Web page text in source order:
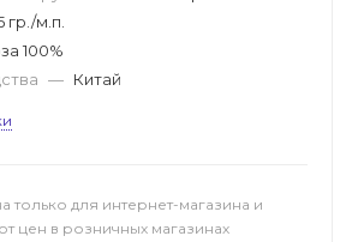
гр./м.п.
100%
— Китай
только для интернет-магазина и
цен в розничных магазинах